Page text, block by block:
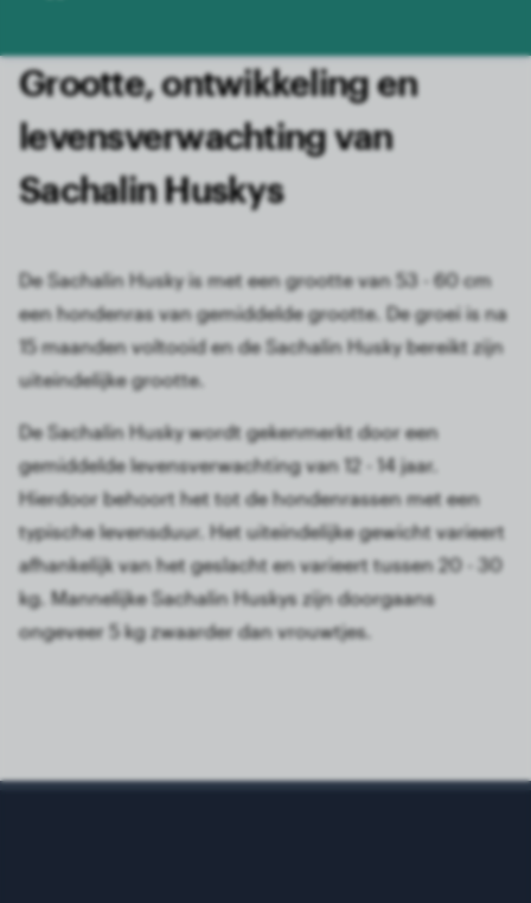
Grootte, ontwikkeling en
levensverwachting van
Sachalin Huskys
De Sachalin Husky is met een grootte van 53 - 60 cm
een hondenras van gemiddelde grootte. De groei is na
15 maanden voltooid en de Sachalin Husky bereikt zijn
uiteindelijke grootte.
De Sachalin Husky wordt gekenmerkt door een
gemiddelde levensverwachting van 12 - 14 jaar.
Hierdoor behoort het tot de hondenrassen met een
typische levensduur. Het uiteindelijke gewicht varieert
afhankelijk van het geslacht en varieert tussen 20 - 30
kg. Mannelijke Sachalin Huskys zijn doorgaans
ongeveer 5 kg zwaarder dan vrouwtjes.